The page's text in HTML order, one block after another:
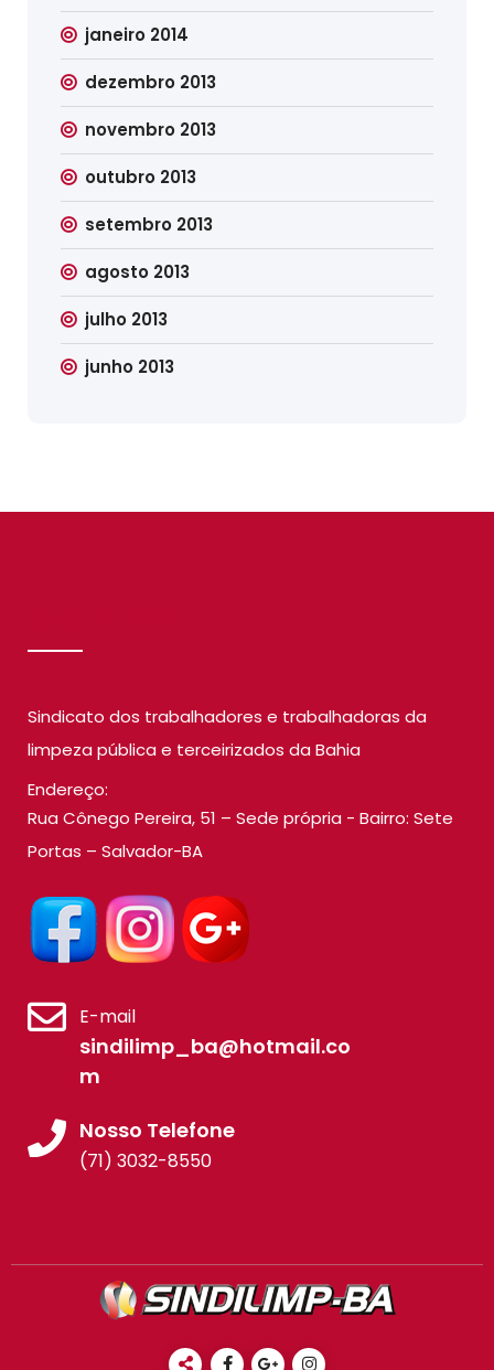
janeiro 2014
dezembro 2013
novembro 2013
outubro 2013
setembro 2013
agosto 2013
julho 2013
junho 2013
Sindicato dos trabalhadores e trabalhadoras da
limpeza pública e terceirizados da Bahia
Endereço:
Rua Cônego Pereira, 51 – Sede própria - Bairro: Sete
Portas – Salvador-BA
E-mail
sindilimp_ba@hotmail.co
m
Nosso Telefone
(71) 3032-8550